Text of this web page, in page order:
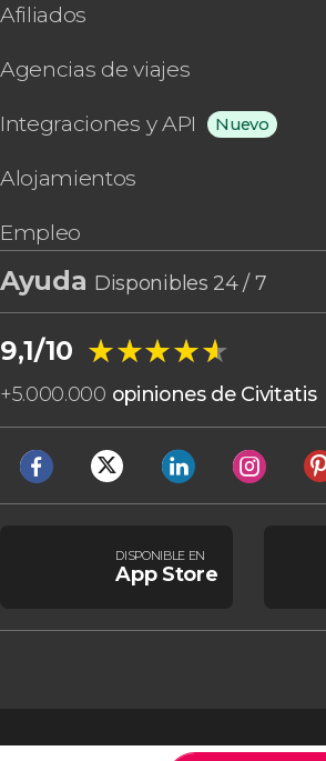
Afiliados
Agencias de viajes
Integraciones y API Nuevo
Alojamientos
Empleo
Ayuda Disponibles 24 / 7
9,1/10 ★★★★★
★★★★★
+5.000.000 opiniones de Civitatis
DISPONIBLE EN
App Store